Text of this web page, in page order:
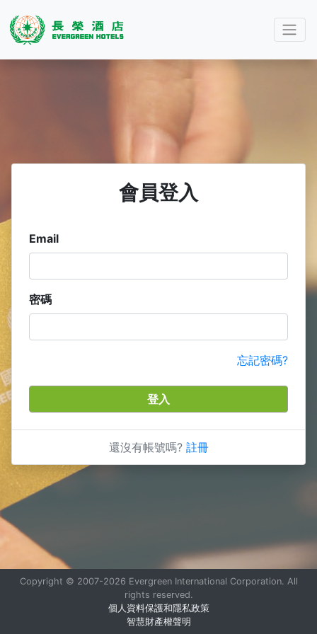
會員登入
Email
密碼
忘記密碼?
登入
還沒有帳號嗎? 註冊
Copyright © 2007-2026 Evergreen International Corporation. All
rights reserved.
個人資料保護和隱私政策
智慧財產權聲明